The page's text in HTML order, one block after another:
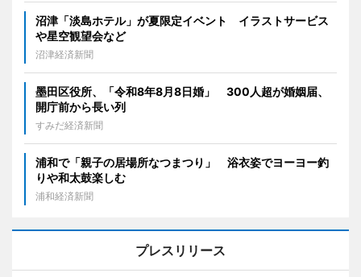
沼津「淡島ホテル」が夏限定イベント イラストサービス
や星空観望会など
沼津経済新聞
墨田区役所、「令和8年8月8日婚」 300人超が婚姻届、
開庁前から長い列
すみだ経済新聞
浦和で「親子の居場所なつまつり」 浴衣姿でヨーヨー釣
りや和太鼓楽しむ
浦和経済新聞
プレスリリース